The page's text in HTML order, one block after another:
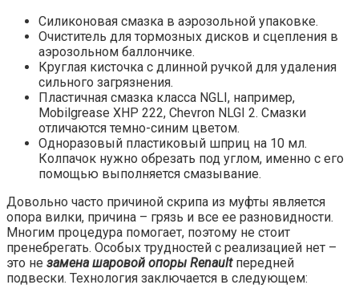
Силиконовая смазка в аэрозольной упаковке.
Очиститель для тормозных дисков и сцепления в
аэрозольном баллончике.
Круглая кисточка с длинной ручкой для удаления
сильного загрязнения.
Пластичная смазка класса NGLI, например,
Mobilgrease XHP 222, Chevron NLGI 2. Смазки
отличаются темно-синим цветом.
Одноразовый пластиковый шприц на 10 мл.
Колпачок нужно обрезать под углом, именно с его
помощью выполняется смазывание.
Довольно часто причиной скрипа из муфты является
опора вилки, причина – грязь и все ее разновидности.
Многим процедура помогает, поэтому не стоит
пренебрегать. Особых трудностей с реализацией нет –
это не замена шаровой опоры Renaultпередней
подвески. Технология заключается в следующем: